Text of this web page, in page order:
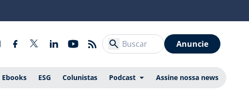
Anuncie
Ebooks ESG Colunistas Podcast Assine nossa news